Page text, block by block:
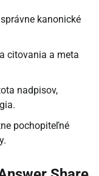
kanonické
citovania a meta
nadpisov,
pochopiteľné